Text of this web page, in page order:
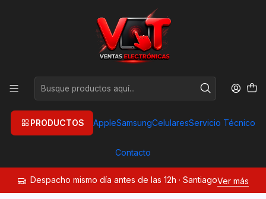
PRODUCTOS AppleSamsungCelularesServicio Técnico
Contacto
Despacho mismo día antes de las 12h · SantiagoVer más